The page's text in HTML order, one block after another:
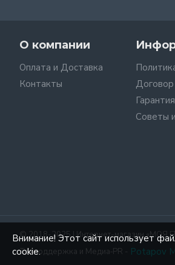
О компании
Оплата и Доставка
Контакты
Советы
© 2018-2025 | Интернет-магазин «МОЯ
Техподдержка и Mедиа‑PR - Potapov
Внимание! Этот сайт использует
cookie.